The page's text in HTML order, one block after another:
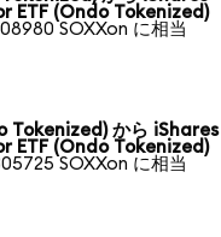
ETF (Ondo Tokenized)
SOXXon に相当
Tokenized) から iShares
ETF (Ondo Tokenized)
SOXXon に相当